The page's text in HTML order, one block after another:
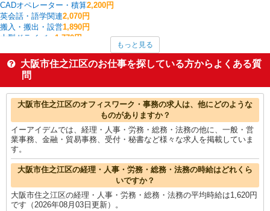
CADオペレーター・積算2,200円
英会話・語学関連2,070円
搬入・搬出・設営1,890円
大型ドライバー 1,770円
看護師・保健師・看護助手・助産師 1,717円
研究開発・分析評価1,700円
クレーン・玉掛1,654円
金融・貿易事務
大阪市住之江区の他の職種の平均時給を見る
もっと見る
大阪市住之江区のお仕事を探している方からよくある質
問
大阪市住之江区のオフィスワーク・事務の求人は、他にどのような
ものがありますか？
イーアイデムでは、経理・人事・労務・総務・法務の他に、一般・営
業事務、金融・貿易事務、受付・秘書など様々な求人を掲載していま
す。
大阪市住之江区の経理・人事・労務・総務・法務の時給はどれくら
いですか？
大阪市住之江区の経理・人事・労務・総務・法務の平均時給は1,620円
です（2026年08月03日更新）。